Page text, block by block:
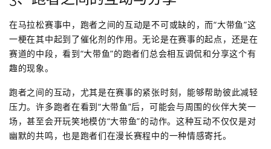
在马拉松赛事中，跑者之间的互动是不可或缺的，而“大带鱼”这
一梗在其中起到了催化剂的作用。无论是在赛事的起点，还是在
赛道的中段，看到“大带鱼”的跑者们总会相互调侃和分享这个有
趣的现象。
跑者之间的互动，尤其是在赛事的紧张时刻，能够帮助彼此减轻
压力。许多跑者在看到“大带鱼”后，可能会与周围的伙伴大笑一
场，甚至会开玩笑地模仿“大带鱼”的动作。这种互动不仅仅是对
幽默的共鸣，也是跑者们在漫长赛程中的一种情感寄托。